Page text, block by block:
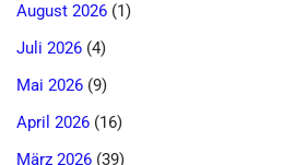
August 2026 (1)
Juli 2026 (4)
Mai 2026 (9)
April 2026 (16)
März 2026 (39)